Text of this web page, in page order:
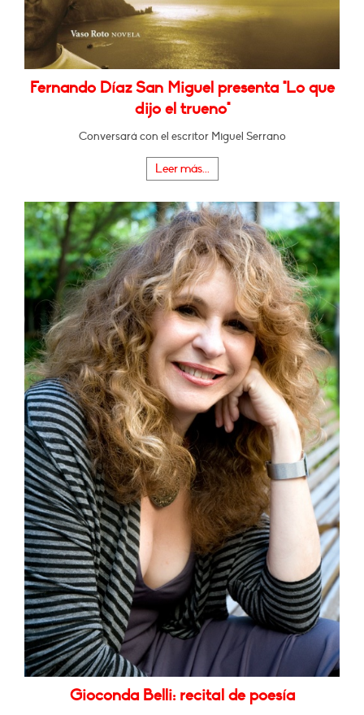
Fernando Díaz San Miguel presenta "Lo que
dijo el trueno"
Conversará con el escritor Miguel Serrano
Leer más...
Gioconda Belli: recital de poesía